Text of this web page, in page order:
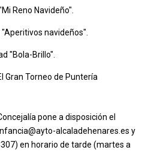
Reno Navideño".
"Aperitivos navideños".
"Bola-Brillo".
Gran Torneo de Puntería
pone a disposición el
alcaladehenares.es y
en horario de tarde (martes a